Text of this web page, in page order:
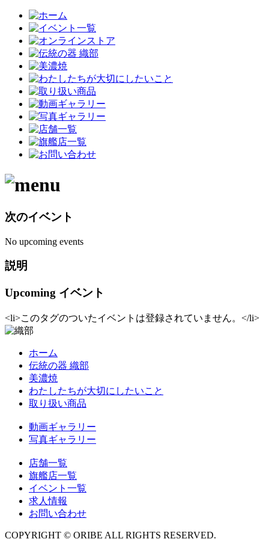
次のイベント
No upcoming events
説明
Upcoming イベント
<li>このタグのついたイベントは登録されていません。</li>
ホーム
伝統の器 織部
美濃焼
わたしたちが大切にしたいこと
取り扱い商品
動画ギャラリー
写真ギャラリー
店舗一覧
旗艦店一覧
イベント一覧
求人情報
お問い合わせ
COPYRIGHT © ORIBE ALL RIGHTS RESERVED.